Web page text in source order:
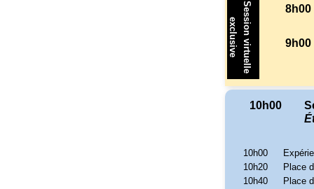
Session virtuelle
exclusive
8h00
9h00
10h00
10h00
10h20
10h40
Place
Place